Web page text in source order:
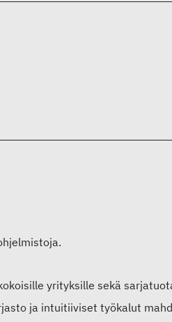
yrityksille sekä
ja intuitiiviset työkalut